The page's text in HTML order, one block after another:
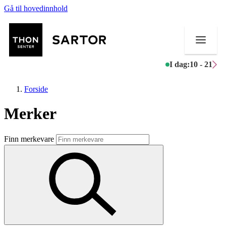
Gå til hovedinnhold
I dag:10 - 21
Butikker
Mat og drikke
Aktiviteter
Forside
Merker
Finn merkevare